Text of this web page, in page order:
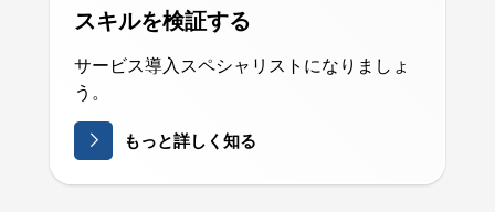
スキルを検証する
サービス導入スペシャリストになりましょ
う。
もっと詳しく知る